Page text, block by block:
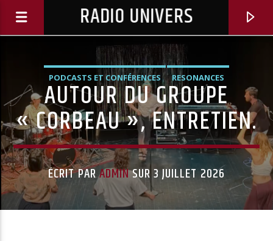
RADIO UNIVERS
PODCASTS ET CONFÉRENCES RESONANCES
AUTOUR DU GROUPE
« CORBEAU », ENTRETIEN.
ÉCRIT PARADMINSUR 3 JUILLET 2026